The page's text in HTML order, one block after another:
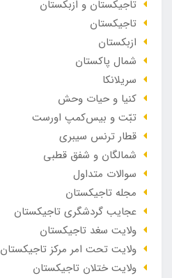
تاجیکستان و ازبکستان
تاجیکستان
ازبکستان
شمال پاکستان
سریلانکا
کنیا و حیات وحش
تبّت و بیس‌کمپ اورست
قطار ترنس سیبری
شمالگان و شفق قطبی
سوالات متداول
مجله تاجیکستان
عجایب گردشگری تاجیکستان
ولایت سغد تاجیکستان
ولایت تحت امر مرکز تاجیکستان
ولایت ختلان تاجیکستان